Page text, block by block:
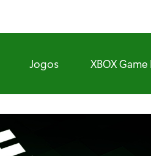
Jogos XBOX Game